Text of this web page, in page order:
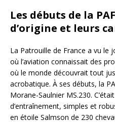
Les débuts de la
d’origine et leurs
La Patrouille de France a vu le
où l’aviation connaissait des
où le monde découvrait tout
acrobatique. À ses débuts, la
Morane-Saulnier MS.230.
d’entraînement, simples et
en étoile Salmson de 230